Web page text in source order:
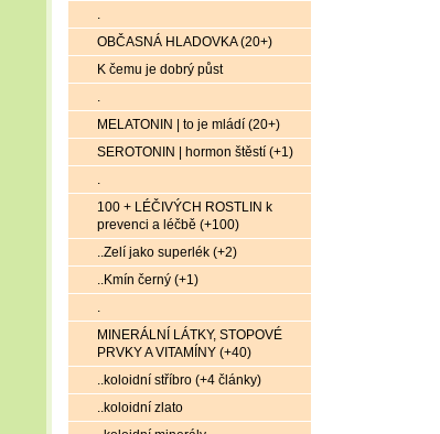
.
OBČASNÁ HLADOVKA (20+)
K čemu je dobrý půst
.
MELATONIN | to je mládí (20+)
SEROTONIN | hormon štěstí (+1)
.
100 + LÉČIVÝCH ROSTLIN k
prevenci a léčbě (+100)
..Zelí jako superlék (+2)
..Kmín černý (+1)
.
MINERÁLNÍ LÁTKY, STOPOVÉ
PRVKY A VITAMÍNY (+40)
..koloidní stříbro (+4 články)
..koloidní zlato